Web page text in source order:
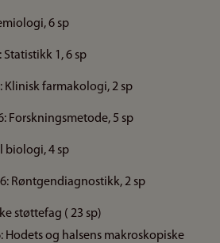
6 sp
: Statistikk 1, 6 sp
Klinisk farmakologi, 2 sp
Forskningsmetode, 5 sp
biologi, 4 sp
Røntgendiagnostikk, 2 sp
støttefag ( 23 sp)
Hodets og halsens makroskopiske